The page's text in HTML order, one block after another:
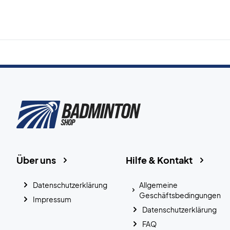
Hilfe & Kontakt
Allgemeine
Geschäftsbedingungen
Datenschutzerklärung
FAQ
Über uns
Datenschutzerklärung
Impressum